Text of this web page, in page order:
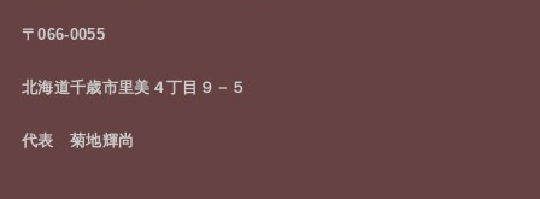
〒066-0055
北海道千歳市里美４丁目９－５
代表 菊地輝尚